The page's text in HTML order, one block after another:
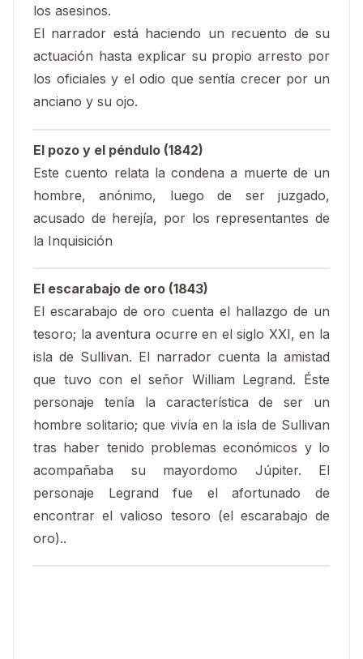
los asesinos.
El narrador está haciendo un recuento de su
actuación hasta explicar su propio arresto por
los oficiales y el odio que sentía crecer por un
anciano y su ojo.
El pozo y el péndulo (1842)
Este cuento relata la condena a muerte de un
hombre, anónimo, luego de ser juzgado,
acusado de herejía, por los representantes de
la Inquisición
El escarabajo de oro (1843)
El escarabajo de oro cuenta el hallazgo de un
tesoro; la aventura ocurre en el siglo XXI, en la
isla de Sullivan. El narrador cuenta la amistad
que tuvo con el señor William Legrand. Éste
personaje tenía la característica de ser un
hombre solitario; que vivía en la isla de Sullivan
tras haber tenido problemas económicos y lo
acompañaba su mayordomo Júpiter. El
personaje Legrand fue el afortunado de
encontrar el valioso tesoro (el escarabajo de
oro)..